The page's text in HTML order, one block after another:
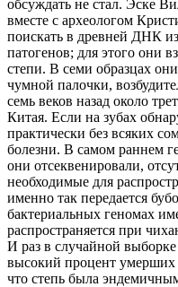
обсуждать не стал. Эске
вместе с археологом
поискать в древней ДНК
патогенов; для этого они
степи. В семи образцах
чумной палочки,
семь веков назад около
Китая. Если на зубах
практически без всяких
болезни. В самом раннем
они отсеквенировали,
необходимые для
именно так передается
бактериальных геномах
распространяется при
И раз в случайной выборке
высокий процент умерших
что степь была